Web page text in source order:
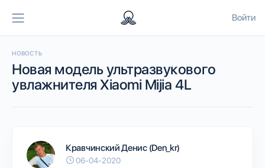
Войти
НОВОСТЬ
Новая модель ультразвукового
увлажнителя Xiaomi Mijia 4L
Кравчинский Денис (Den_kr)
06-04-2020